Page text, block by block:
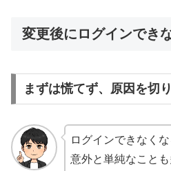
変更後にログインでき
まずは慌てず、原因を切
ログインできなく
意外と単純なこと